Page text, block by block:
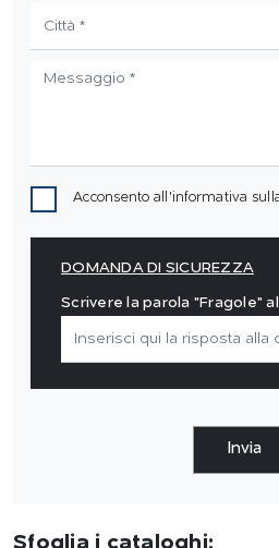
Acconsento all'informativa
DOMANDA DI SICUREZZA
Scrivere la parola "Fragole"
Invia